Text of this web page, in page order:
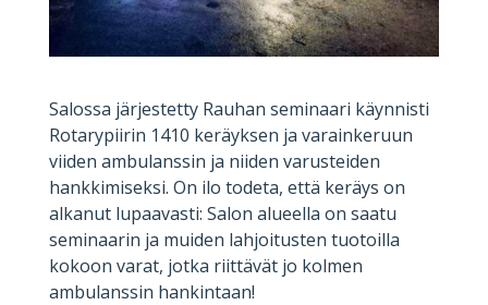
Salossa järjestetty Rauhan seminaari käynnisti
Rotarypiirin 1410 keräyksen ja varainkeruun
viiden ambulanssin ja niiden varusteiden
hankkimiseksi. On ilo todeta, että keräys on
alkanut lupaavasti: Salon alueella on saatu
seminaarin ja muiden lahjoitusten tuotoilla
kokoon varat, jotka riittävät jo kolmen
ambulanssin hankintaan!